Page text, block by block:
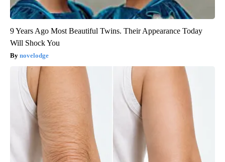
9 Years Ago Most Beautiful Twins. Their Appearance Today
Will Shock You
novelodge